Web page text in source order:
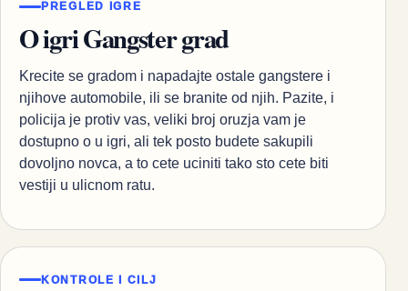
PREGLED IGRE
O igri Gangster grad
Krecite se gradom i napadajte ostale gangstere i
njihove automobile, ili se branite od njih. Pazite, i
policija je protiv vas, veliki broj oruzja vam je
dostupno o u igri, ali tek posto budete sakupili
dovoljno novca, a to cete uciniti tako sto cete biti
vestiji u ulicnom ratu.
KONTROLE I CILJ